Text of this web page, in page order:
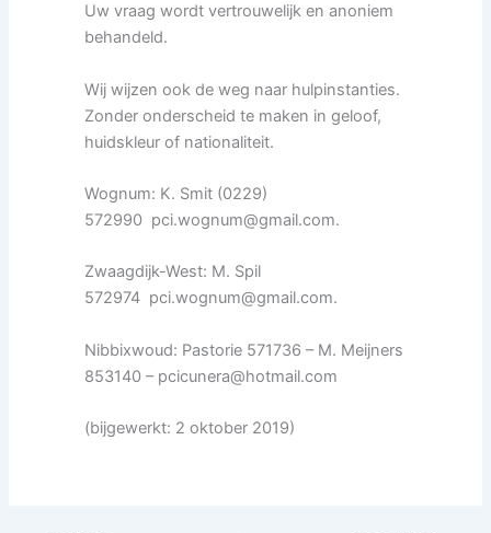
Uw vraag wordt vertrouwelijk en anoniem
behandeld.
Wij wijzen ook de weg naar hulpinstanties.
Zonder onderscheid te maken in geloof,
huidskleur of nationaliteit.
Wognum: K. Smit (0229)
572990 pci.wognum@gmail.com.
Zwaagdijk-West: M. Spil
572974 pci.wognum@gmail.com.
Nibbixwoud: Pastorie 571736 – M. Meijners
853140 – pcicunera@hotmail.com
(bijgewerkt: 2 oktober 2019)